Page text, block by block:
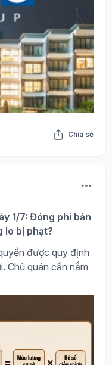
Chia sẻ
1/7: Đóng phí bản
lo bị phạt?
được quy định
Chủ quán cần nắm